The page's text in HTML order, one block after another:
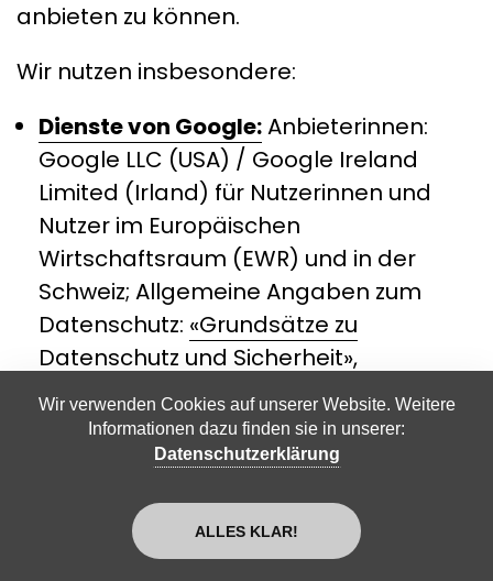
anbieten zu können.
Wir nutzen insbesondere:
Dienste von Google:Anbieterinnen:
Google LLC (USA) / Google Ireland
Limited (Irland) für Nutzerinnen und
Nutzer im Europäischen
Wirtschaftsraum (EWR) und in der
Schweiz; Allgemeine Angaben zum
Datenschutz: «Grundsätze zu
Datenschutz und Sicherheit»,
Datenschutzerklärung
«Google ist der
Einhaltung der anwendbaren
Datenschutzgesetze verpflichtet»
Produkten»
«Wie wir Daten von
Websites oder Apps verwenden, auf
Wir verwenden Cookies auf unserer Website. Weitere
Informationen dazu finden sie in unserer:
Datenschutzerklärung
ALLES KLAR!